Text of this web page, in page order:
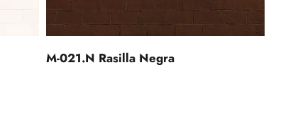
M-021.N Rasilla Negra